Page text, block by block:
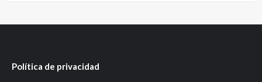
Política de privacidad